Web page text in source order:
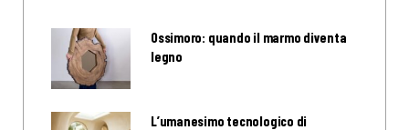
Ossimoro: quando il marmo diventa
legno
L’umanesimo tecnologico di